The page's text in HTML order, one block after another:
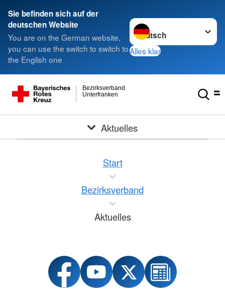
Sie befinden sich auf der
deutschen Website
You are on the German website,
you can use the switch to switch to
the English one
Sprache wechseln zu
Alles klar
Unterfranken
Bezirksverband
Aktuelles
Start
Bezirksverband
Aktuelles